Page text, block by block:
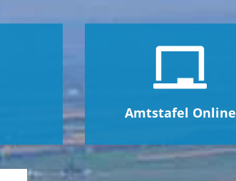
Amtstafel Online